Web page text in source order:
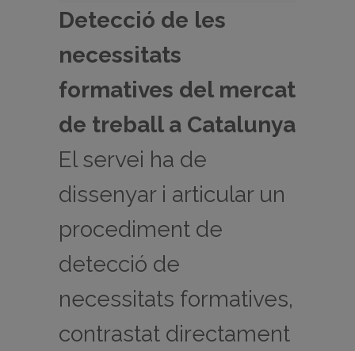
Detecció de les
necessitats
formatives del mercat
de treball a Catalunya
El servei ha de
dissenyar i articular un
procediment de
detecció de
necessitats formatives,
contrastat directament